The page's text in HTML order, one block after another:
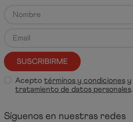
SUSCRIBIRME
Aceptotérminos y condiciones y
tratamiento de datos personales.
Síguenos en nuestras redes